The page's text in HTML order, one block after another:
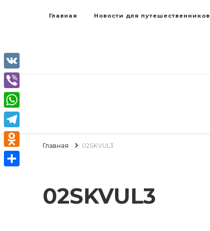
Главная Новости для путешественников
Главная 02SKVUL3
02SKVUL3
VK
Viber
WhatsApp
Telegram
Odnoklassniki